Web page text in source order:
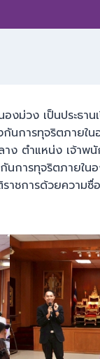
วง เป็นประธาน
ารทุจริตภายในอ
ง ตำแหน่ง เจ้าพ
ารทุจริตภายในอ
ชการด้วยความซื่